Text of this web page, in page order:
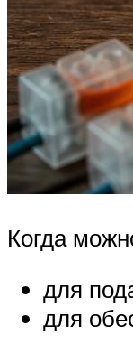
Когда
для
для